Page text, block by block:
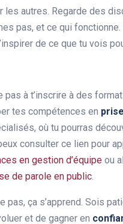
les autres. Regarde des
pas, et ce qui
de ce que tu vois
pas à t’inscrire à des
tes compétences en
où tu pourras
consulter ce lien pour
en gestion d’équipe ou
de parole en public.
pas, ça s’apprend. Sois
et de gagner en